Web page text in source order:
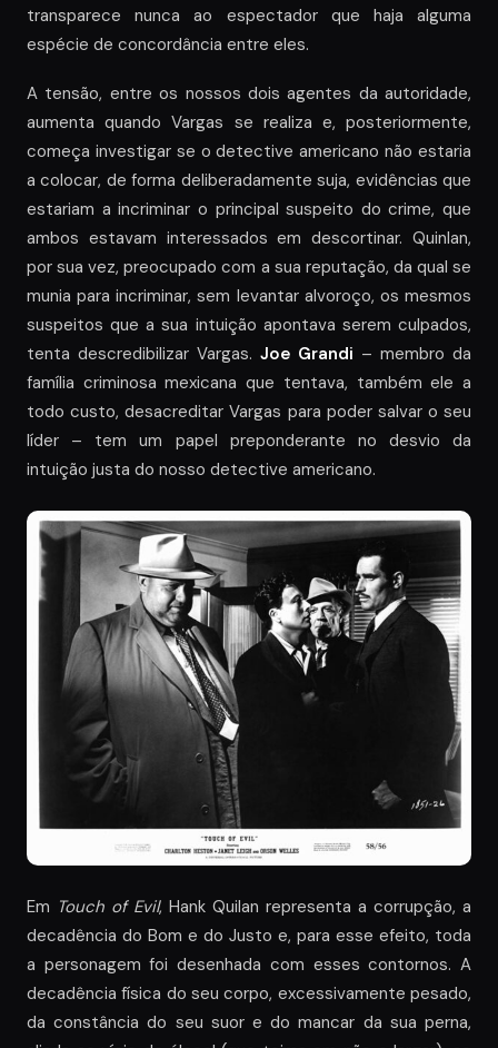
transparece nunca ao espectador que haja alguma
espécie de concordância entre eles.
A tensão, entre os nossos dois agentes da autoridade,
aumenta quando Vargas se realiza e, posteriormente,
começa investigar se o detective americano não estaria
a colocar, de forma deliberadamente suja, evidências que
estariam a incriminar o principal suspeito do crime, que
ambos estavam interessados em descortinar. Quinlan,
por sua vez, preocupado com a sua reputação, da qual se
munia para incriminar, sem levantar alvoroço, os mesmos
suspeitos que a sua intuição apontava serem culpados,
tenta descredibilizar Vargas. Joe Grandi – membro da
família criminosa mexicana que tentava, também ele a
todo custo, desacreditar Vargas para poder salvar o seu
líder – tem um papel preponderante no desvio da
intuição justa do nosso detective americano.
Em Touch of Evil, Hank Quilan representa a corrupção, a
decadência do Bom e do Justo e, para esse efeito, toda
a personagem foi desenhada com esses contornos. A
decadência física do seu corpo, excessivamente pesado,
da constância do seu suor e do mancar da sua perna,